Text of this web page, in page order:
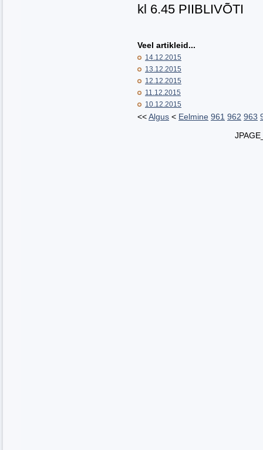
kl 6.45 PIIBLIVÕTI
Veel artikleid...
14.12.2015
13.12.2015
12.12.2015
11.12.2015
10.12.2015
<<Algus < Eelmine 961 962 963